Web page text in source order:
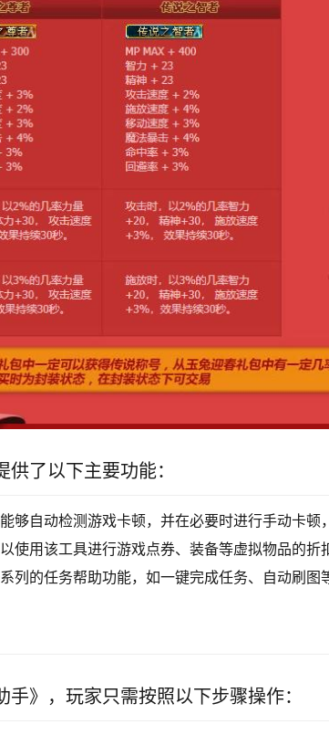
供了以下主要功能：
够自动检测游戏卡顿，并在必要时进行手动卡顿
使用该工具进行游戏点券、装备等虚拟物品的折
列的任务帮助功能，如一键完成任务、自动刷图
》，玩家只需按照以下步骤操作：